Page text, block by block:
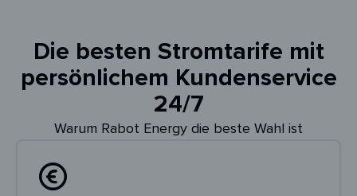
Die besten Stromtarife mit
persönlichem Kundenservice
24/7
Warum Rabot Energy die beste Wahl ist